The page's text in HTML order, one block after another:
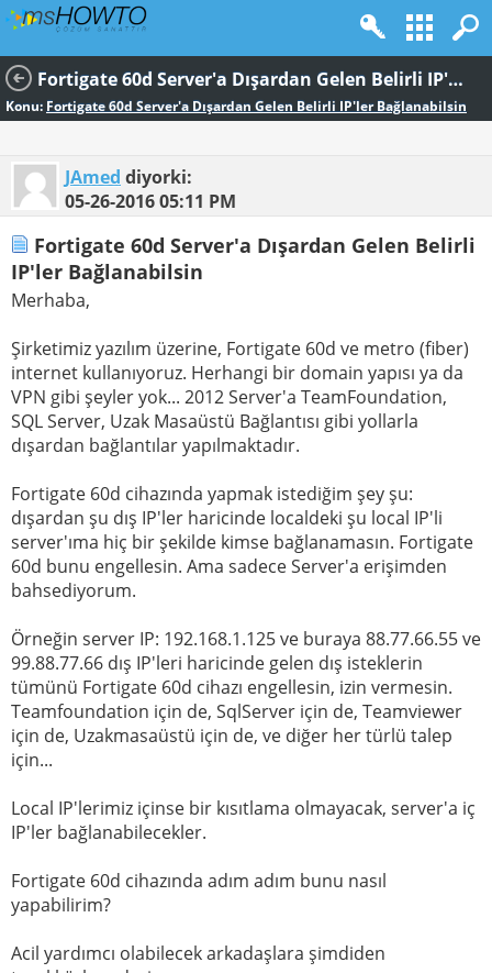
Fortigate 60d Server'a Dışardan Gelen Belirli IP'ler Bağlanabilsin
Konu: Fortigate 60d Server'a Dışardan Gelen Belirli IP'ler Bağlanabilsin
JAmed diyorki:
05-26-201605:11 PM
Fortigate 60d Server'a Dışardan Gelen Belirli
IP'ler Bağlanabilsin
Merhaba,
Şirketimiz yazılım üzerine, Fortigate 60d ve metro (fiber)
internet kullanıyoruz. Herhangi bir domain yapısı ya da
VPN gibi şeyler yok... 2012 Server'a TeamFoundation,
SQL Server, Uzak Masaüstü Bağlantısı gibi yollarla
dışardan bağlantılar yapılmaktadır.
Fortigate 60d cihazında yapmak istediğim şey şu:
dışardan şu dış IP'ler haricinde localdeki şu local IP'li
server'ıma hiç bir şekilde kimse bağlanamasın. Fortigate
60d bunu engellesin. Ama sadece Server'a erişimden
bahsediyorum.
Örneğin server IP: 192.168.1.125 ve buraya 88.77.66.55 ve
99.88.77.66 dış IP'leri haricinde gelen dış isteklerin
tümünü Fortigate 60d cihazı engellesin, izin vermesin.
Teamfoundation için de, SqlServer için de, Teamviewer
için de, Uzakmasaüstü için de, ve diğer her türlü talep
için...
Local IP'lerimiz içinse bir kısıtlama olmayacak, server'a iç
IP'ler bağlanabilecekler.
Fortigate 60d cihazında adım adım bunu nasıl
yapabilirim?
Acil yardımcı olabilecek arkadaşlara şimdiden